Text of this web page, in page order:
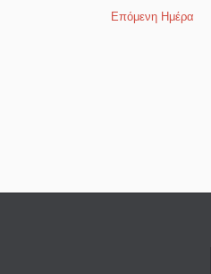
Επόμενη Ημέρα